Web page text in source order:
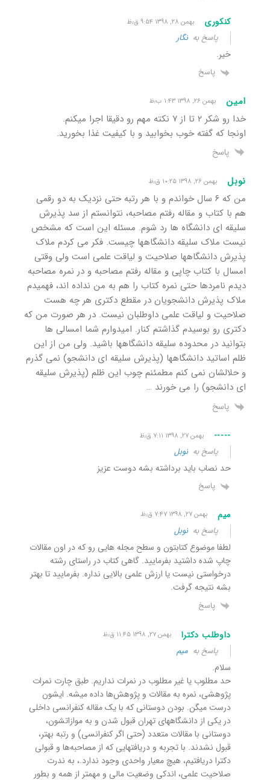
کنکوری بهمن ۲۸, ۱۳۹۸ ۹:۵۴ ق٫ظ
پاسخ بهنگار
خیر.
پاسخ
امین بهمن ۲۶, ۱۳۹۸ ۱:۴۳ ب٫ظ
خدا رو شکر ۲ تا از ۷ نکته مهم رو دقیقا اجرا میکنم.
اونجا که گفته خوب بخوابید و با کیفیت غذا بخورید.
پاسخ
نوبل بهمن ۲۶, ۱۳۹۸ ۱۰:۲۵ ق٫ظ
من که ۶ سال خواندم و با هر رتبه حتی نزدیک به دو رقمی
هم با کتاب و مقاله رفتم مصاحبه، نتوانستم از سد پذیرش
سلیقه ای دانشگاه ها رد شوم. مسئله این است که مشخص
نیست ملاک سلیقه دانشگاهها چیست. فکر می کردم ملاک
پذیرش دانشگاهها صلاحیت و لیاقت علمی است ولی وقتی
امسال با کتاب چاپی و مقاله رفتم مصاحبه و در نمره مصاحبه
دیدم نامردها حتی نمره کتاب را هم به من نداده اند، فهمیدم
ملاک پذیرش دانشجویان در مقطع دکتری هر چه هست
صلاحیت و لیاقت علمی داوطلبان نیست. در هر صورت من که
دکتری رو بوسیدم گذاشتم کنار. امیدوارم شما امسالی ها
بتوانید در محدوده سلیقه دانشگاهها باشید. ولی من از این
ظلم اساتید دانشگاهها (پذیرش سلیقه ای دانشجو) نمی گذرم
و حلالشان نمی کنم مطمئنم چوب این ظلم (پذیرش سلیقه
ای دانشجو) را می خورند …
پاسخ
----- بهمن ۲۷, ۱۳۹۸ ۷:۱۱ ق٫ظ
پاسخ بهنوبل
حد نصاب باید برداشته بشه دوست عزیز
پاسخ
میم بهمن ۲۷, ۱۳۹۸ ۷:۴۷ ق٫ظ
پاسخ بهنوبل
لطفا موضوع کتابتون و سطح مجله هایی رو که در اون مقالات
چاپ شده داشتید بفرمایید. گاهی کتاب در راستای رشته
درخواستی نیست یا ارزش علمی بالایی نداره. بفرمایید تا بهتر
بشه نتیجه گرفت.
پاسخ
داوطلب دکترا بهمن ۲۷, ۱۳۹۸ ۱۱:۴۵ ق٫ظ
پاسخ به میم
سلام.
حد مطلوب یا غیر مطلوب در نمرات نداریم. طبق چارت نمرات
پژوهشی، نمره به مقالات و پژوهش‌ها داده میشه. ایشون
درست میگن. بودن دوستانی که با یک مقاله کنفرانسی داخلی
در یکی از دانشگاههای تهران قبول شدن و به موازاتشون،
دوستانی با مقالات متعدد (حتی اگر کنفرانسی) و رتبه بهتر،
قبول نشدند. با تجربه و دریافتهایی که از مصاحبه‌ها و قبولی
دکترا دریافتیم، هیچ معیار واحدی وجود ندارد.، به ندرت
صلاحیت علمی، اندکی وضعیت مالی و مهمتر از همه و بطور